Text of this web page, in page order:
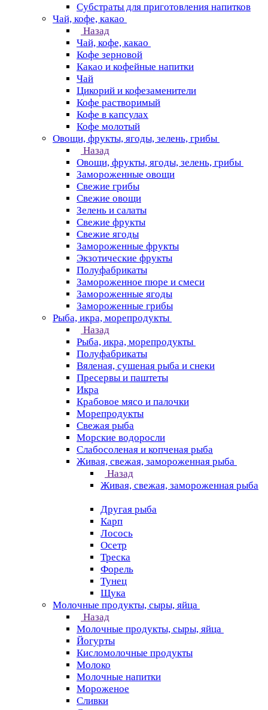
Субстраты для приготовления напитков
Чай, кофе, какао
Назад
Чай, кофе, какао
Кофе зерновой
Какао и кофейные напитки
Чай
Цикорий и кофезаменители
Кофе растворимый
Кофе в капсулах
Кофе молотый
Овощи, фрукты, ягоды, зелень, грибы
Назад
Овощи, фрукты, ягоды, зелень, грибы
Замороженные овощи
Свежие грибы
Свежие овощи
Зелень и салаты
Свежие фрукты
Свежие ягоды
Замороженные фрукты
Экзотические фрукты
Полуфабрикаты
Замороженное пюре и смеси
Замороженные ягоды
Замороженные грибы
Рыба, икра, морепродукты
Назад
Рыба, икра, морепродукты
Полуфабрикаты
Вяленая, сушеная рыба и снеки
Пресервы и паштеты
Икра
Крабовое мясо и палочки
Морепродукты
Свежая рыба
Морские водоросли
Слабосоленая и копченая рыба
Живая, свежая, замороженная рыба
Назад
Живая, свежая, замороженная рыба
Другая рыба
Карп
Лосось
Осетр
Треска
Форель
Тунец
Щука
Молочные продукты, сыры, яйца
Назад
Молочные продукты, сыры, яйца
Йогурты
Кисломолочные продукты
Молоко
Молочные напитки
Мороженое
Сливки